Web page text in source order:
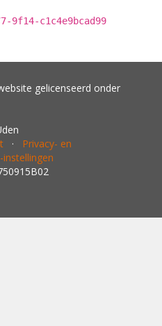
9f14-c1c4e9bcad99
gelicenseerd onder
· Privacy- en
instellingen